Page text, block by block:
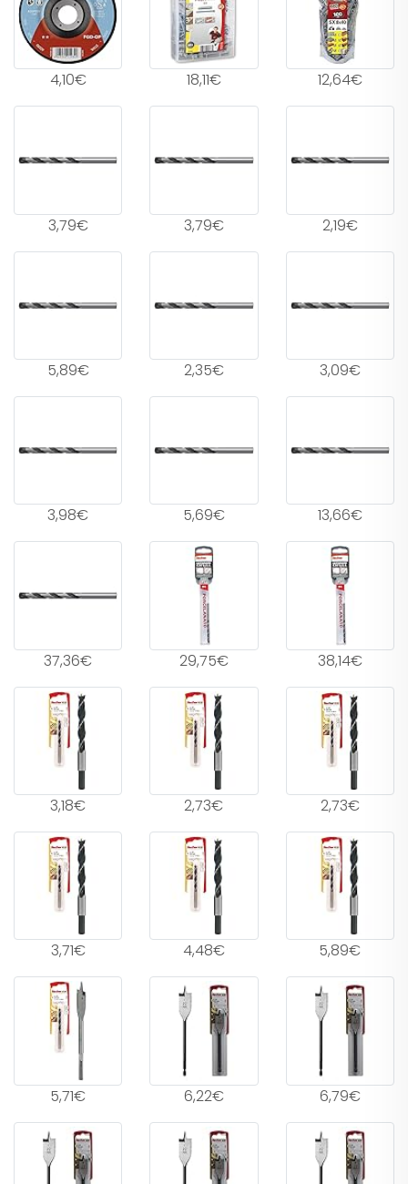
4,10€ 18,11€ 12,64€
3,79€ 3,79€ 2,19€
5,89€ 2,35€ 3,09€
3,98€ 5,69€ 13,66€
37,36€ 29,75€ 38,14€
3,18€ 2,73€ 2,73€
3,71€ 4,48€ 5,89€
5,71€ 6,22€ 6,79€